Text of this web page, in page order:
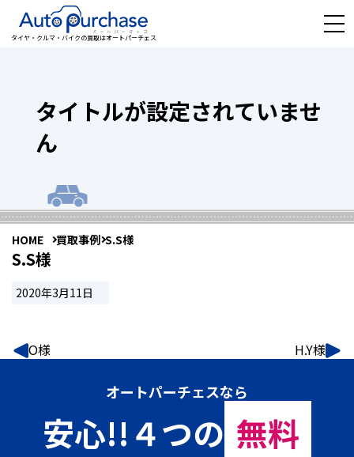
タイヤ・クルマ・バイクの買取はオートパーチェス
タイトルが設定されていませ
ん
HOME 買取事例 S.S様
S.S様
2020年3月11日
O様 H.Y様
オートパーチェスなら
安心!!４つの 無料